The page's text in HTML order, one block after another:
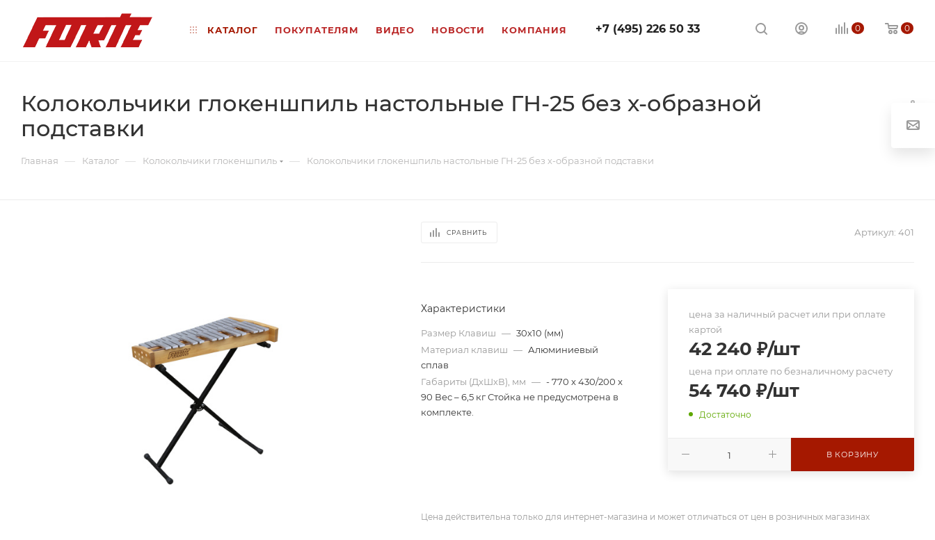
0 0
+7 (495) 226 50 33
КАТАЛОГ ПОКУПАТЕЛЯМ ВИДЕО НОВОСТИ КОМПАНИЯ
Колокольчики глокеншпиль настольные ГН-25 без х-образной
подставки
Главная — Каталог — Колокольчики глокеншпиль — Колокольчики глокеншпиль настольные ГН-25 без х-образной подставки
СРАВНИТЬ Артикул: 401
Характеристики
Размер Клавиш — 30х10 (мм)
Материал клавиш — Алюминиевый
сплав
Габариты (ДхШхВ), мм — - 770 x 430/200 x
90 Вес – 6,5 кг Стойка не предусмотрена в
комплекте.
цена за наличный расчет или при оплате
картой
42 240 ₽/шт
цена при оплате по безналичному расчету
54 740 ₽/шт
Достаточно
В КОРЗИНУ
Цена действительна только для интернет-магазина и может отличаться от цен в розничных магазинах